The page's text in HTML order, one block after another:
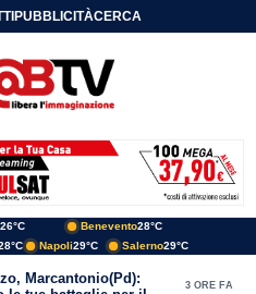
PUBBLICITÀCERCA
26°C Benevento28°C
Napoli29°C Salerno29°C
Marcantonio(Pd):
3 ORE FA